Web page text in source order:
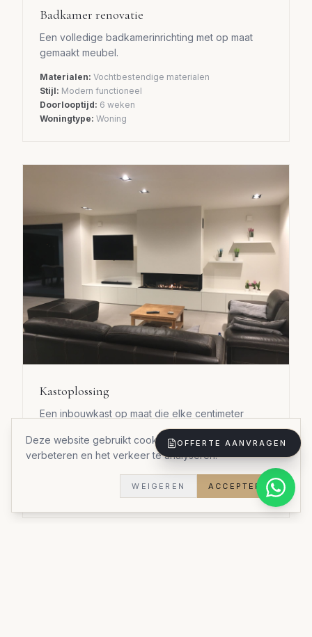
OFFERTE AANVRAGEN
Deze website gebruikt cookies om uw ervaring te
verbeteren en het verkeer te analyseren.
WEIGEREN ACCEPTEREN
Badkamer renovatie
Een volledige badkamerinrichting met op maat
gemaakt meubel.
Materialen: Vochtbestendige materialen
Stijl: Modern functioneel
Doorlooptijd: 6 weken
Woningtype: Woning
Kastoplossing
Een inbouwkast op maat die elke centimeter
Materialen: Duurzame materialen